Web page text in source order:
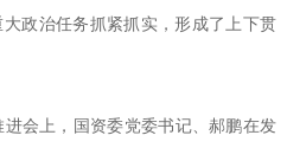
政治任务抓紧抓实，形成了上下贯
上，国资委党委书记、郝鹏在发